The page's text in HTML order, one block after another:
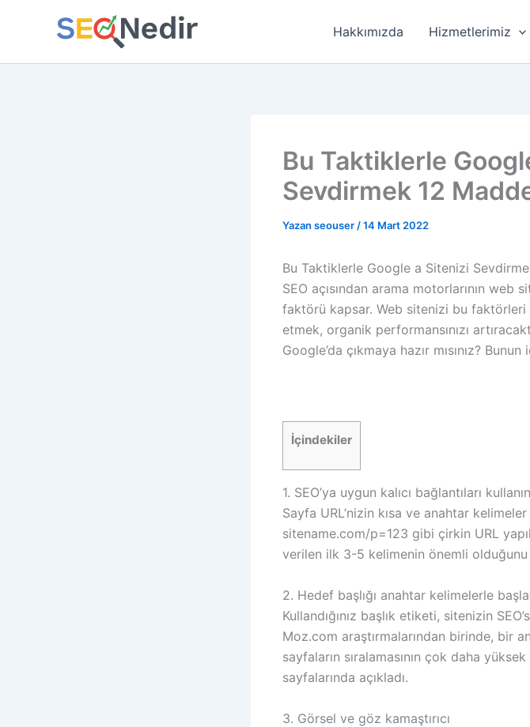
Hakkımızda Hizmetlerimiz
Bu Taktiklerle
Sevdirmek 12
Yazan seouser /14 Mart 2022
Bu Taktiklerle Google a Sitenizi
SEO açısından arama motorlarının
faktörü kapsar. Web sitenizi bu
etmek, organik performansınızı
Google’da çıkmaya hazır mısınız?
İçindekiler
1. SEO’ya uygun kalıcı bağlantıları kullanın
Sayfa URL’nizin kısa ve anahtar
sitename.com/p=123 gibi çirkin URL
verilen ilk 3-5 kelimenin önemli
2. Hedef başlığı anahtar kelimelerle
Kullandığınız başlık etiketi, sitenizin
Moz.com araştırmalarından birinde, bir
sayfaların sıralamasının çok daha
sayfalarında açıkladı.
3. Görsel ve göz kamaştırıcı